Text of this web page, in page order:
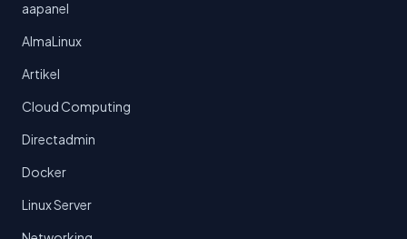
aapanel
AlmaLinux
Artikel
Cloud Computing
Directadmin
Docker
Linux Server